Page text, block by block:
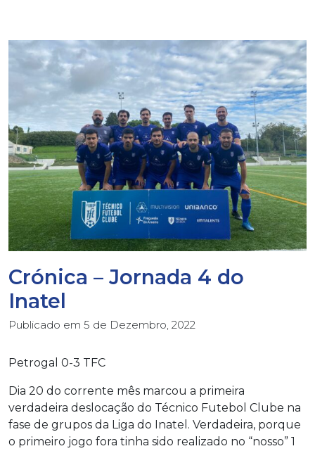
Crónica – Jornada 4 do
Inatel
Publicado em 5 de Dezembro, 2022
Petrogal 0-3 TFC
Dia 20 do corrente mês marcou a primeira
verdadeira deslocação do Técnico Futebol Clube na
fase de grupos da Liga do Inatel. Verdadeira, porque
o primeiro jogo fora tinha sido realizado no “nosso” 1